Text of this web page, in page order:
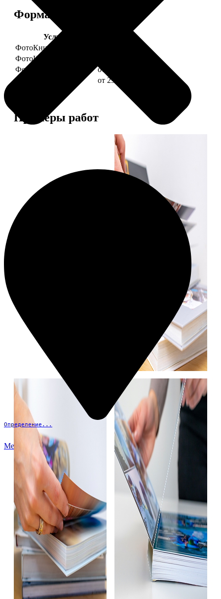
Определение...
Меню
Форматы и цены
Услуга
ФотоКниги "Премиум"
ФотоКниги "Слим"
ФотоКниги "Лайт"
от 2990
ФотоКниги "Софт"
от 2990
Примеры работ